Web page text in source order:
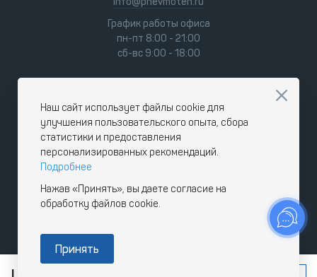
График работы офиса
пн-пт 8:00 - 21:00
сб-вс 9:00 - 18:00
Наш сайт использует файлы cookie для
улучшения пользовательского опыта, сбора
статистики и предоставления
персонализированных рекомендаций.
Подробнее
Нажав «Принять», вы даете согласие на
обработку файлов cookie.
Принять